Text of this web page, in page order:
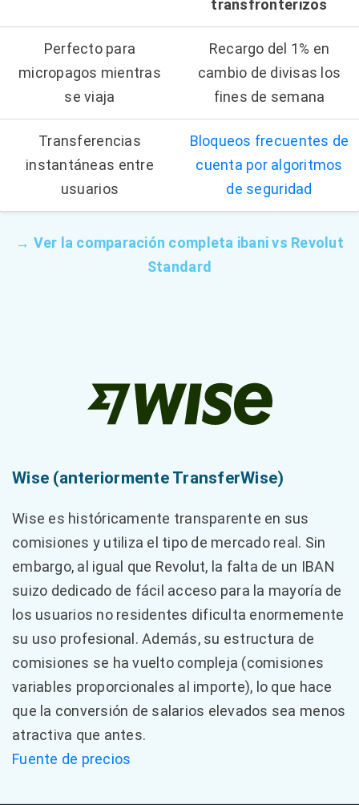
transfronterizos
Perfecto para
micropagos mientras
se viaja
Recargo del 1% en
cambio de divisas los
fines de semana
Transferencias
instantáneas entre
usuarios
Bloqueos frecuentes de
cuenta por algoritmos
de seguridad
→ Ver la comparación completa ibani vs Revolut
Standard
Wise (anteriormente TransferWise)
Wise es históricamente transparente en sus
comisiones y utiliza el tipo de mercado real. Sin
embargo, al igual que Revolut, la falta de un IBAN
suizo dedicado de fácil acceso para la mayoría de
los usuarios no residentes dificulta enormemente
su uso profesional. Además, su estructura de
comisiones se ha vuelto compleja (comisiones
variables proporcionales al importe), lo que hace
que la conversión de salarios elevados sea menos
atractiva que antes.
Fuente de precios